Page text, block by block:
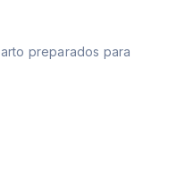
preparados para